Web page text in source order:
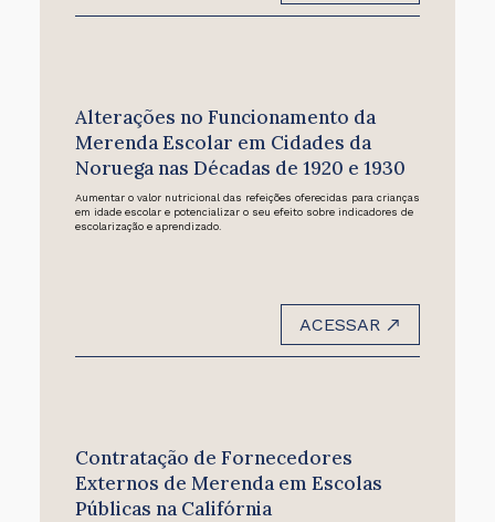
Alterações no Funcionamento da
Merenda Escolar em Cidades da
Noruega nas Décadas de 1920 e 1930
Aumentar o valor nutricional das refeições oferecidas para crianças
em idade escolar e potencializar o seu efeito sobre indicadores de
escolarização e aprendizado.
ACESSAR
Contratação de Fornecedores
Externos de Merenda em Escolas
Públicas na Califórnia